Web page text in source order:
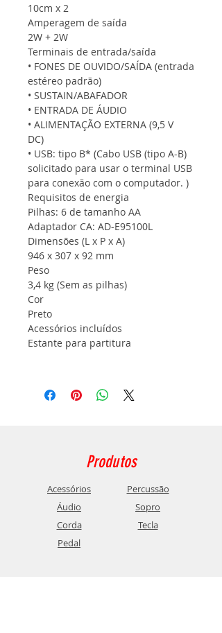
10cm x 2
Amperagem de saída
2W + 2W
Terminais de entrada/saída
• FONES DE OUVIDO/SAÍDA (entrada
estéreo padrão)
• SUSTAIN/ABAFADOR
• ENTRADA DE ÁUDIO
• ALIMENTAÇÃO EXTERNA (9,5 V
DC)
• USB: tipo B* (Cabo USB (tipo A-B)
solicitado para usar o terminal USB
para conexão com o computador. )
Requisitos de energia
Pilhas: 6 de tamanho AA
Adaptador CA: AD-E95100L
Dimensões (L x P x A)
946 x 307 x 92 mm
Peso
3,4 kg (Sem as pilhas)
Cor
Preto
Acessórios incluídos
Estante para partitura
Produtos
Acessórios
Áudio
Corda
Pedal
Percussão
Sopro
Tecla